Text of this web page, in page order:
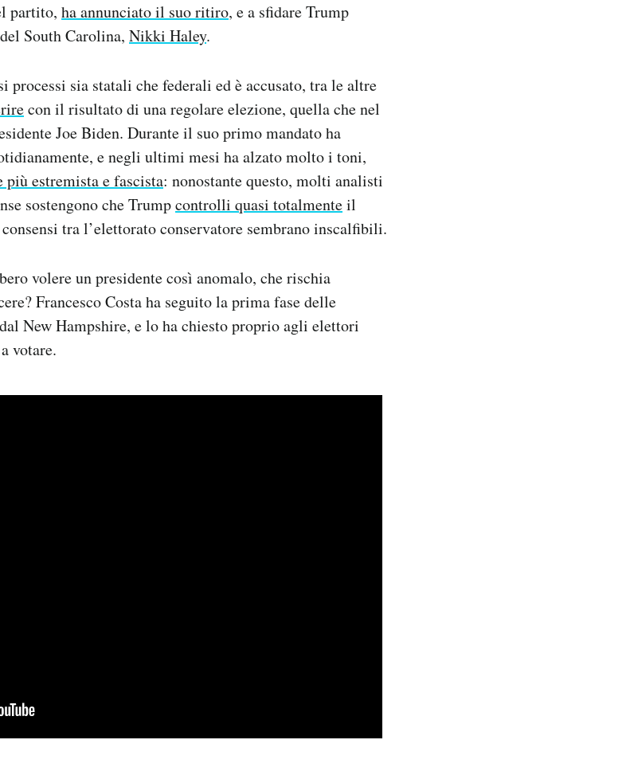
partito, ha annunciato il suo ritiro, e a sfidare Trump
South Carolina, Nikki Haley.
sia statali che federali ed è accusato, tra le altre
con il risultato di una regolare elezione, quella che nel
Joe Biden. Durante il suo primo mandato ha
e negli ultimi mesi ha alzato molto i toni,
più estremista e fascista: nonostante questo, molti analisti
sostengono che Trumpcontrolli quasi totalmenteil
tra l’elettorato conservatore sembrano inscalfibili.
volere un presidente così anomalo, che rischia
Francesco Costa ha seguito la prima fase delle
New Hampshire, e lo ha chiesto proprio agli elettori
votare.